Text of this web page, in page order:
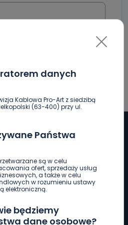
danych
Kablowa Pro-Art z siedzibą
(63-400) przy ul.
Państwa
są w celu
ofert, sprzedaży usług
a także w celu
w rozumieniu ustawy
elektroniczną.
będziemy
dane osobowe?